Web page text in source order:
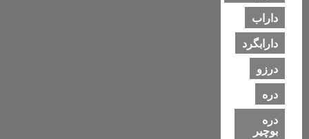
داراب
دارابگرد
درزو
دره
دره
بوچیر